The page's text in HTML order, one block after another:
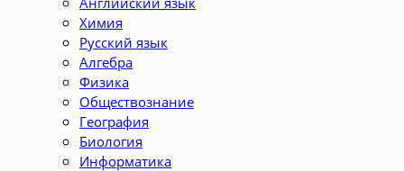
Химия
Русский язык
Алгебра
Физика
Обществознание
География
Биология
Информатика